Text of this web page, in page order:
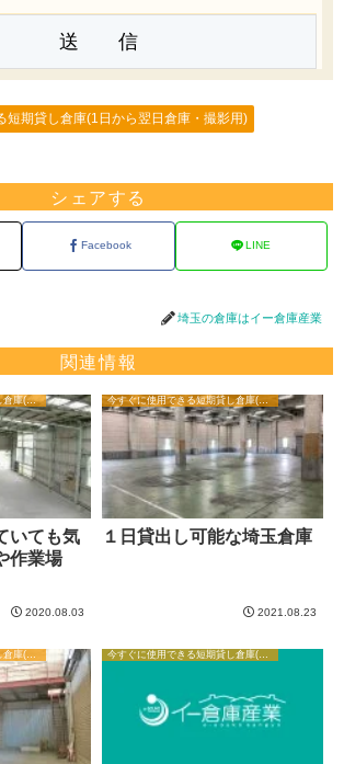
短期貸し倉庫(1日から翌日倉庫・撮影用)
シェアする
Facebook LINE
埼玉の倉庫はイー倉庫産業
関連情報
今すぐに使用できる短期貸し倉庫(1日から翌日倉庫・撮影用)
いても気
作業場
2020.08.03
今すぐに使用できる短期貸し倉庫(1日から翌日倉庫・撮影用)
１日貸出し可能な埼玉倉庫
2021.08.23
今すぐに使用できる短期貸し倉庫(1日から翌日倉庫・撮影用)